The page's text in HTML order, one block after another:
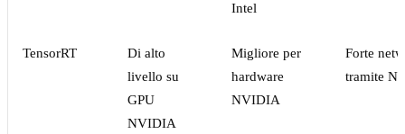
Intel
TensorRT
Di alto
livello su
GPU
NVIDIA
Migliore per
hardware
NVIDIA
Forte
tramite